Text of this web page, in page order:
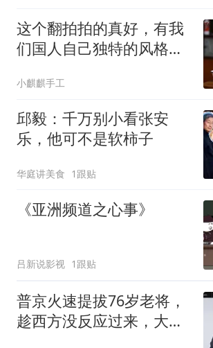
这个翻拍拍的真好，有我
们国人自己独特的风格魅
小麒麒手工
邱毅：千万别小看张安
乐，他可不是软柿子
华庭讲美食 1跟贴
《亚洲频道之心事》
吕新说影视 1跟贴
普京火速提拔76岁老将，
趁西方没反应过来，大鹅